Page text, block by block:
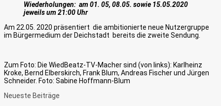
Wiederholungen: am 01. 05, 08.05. sowie 15.05.2020
jeweils um 21:00 Uhr
Am 22.05. 2020 präsentiert die ambitionierte neue Nutzergruppe
im Bürgermedium der Deichstadt bereits die zweite Sendung.
Zum Foto: Die WiedBeatz-TV-Macher sind (von links): Karlheinz
Kroke, Bernd Elberskirch, Frank Blum, Andreas Fischer und Jürgen
Schneider. Foto: Sabine Hoffmann-Blum
Neueste Beiträge